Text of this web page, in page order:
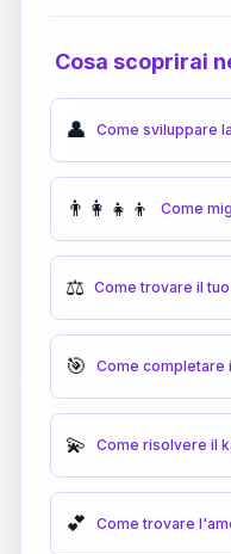
Cosa scoprirai
👤 Come sviluppare
👨‍👩‍👧‍👦 Come
⚖️ Come trovare il
🎯 Come completare
💫 Come risolvere il
💕 Come trovare